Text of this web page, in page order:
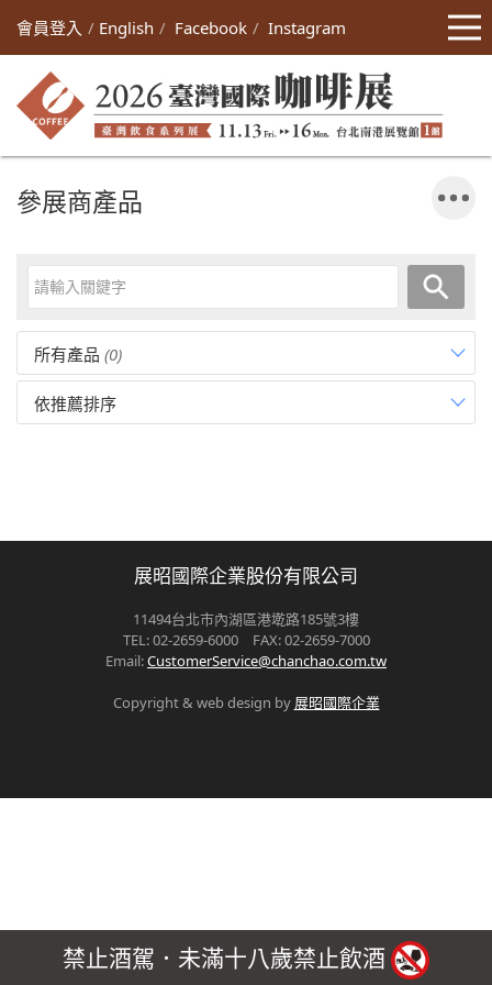
會員登入 English Facebook Instagram
參展商產品
所有產品 (0)
依推薦排序
展昭國際企業股份有限公司
11494台北市內湖區港墘路185號3樓
TEL: 02-2659-6000 FAX: 02-2659-7000
Email:CustomerService@chanchao.com.tw
Copyright & web design by 展昭國際企業
禁止酒駕．未滿十八歲禁止飲酒